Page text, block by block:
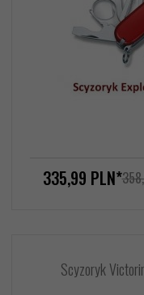
335,99 PLN*
Scyzoryk